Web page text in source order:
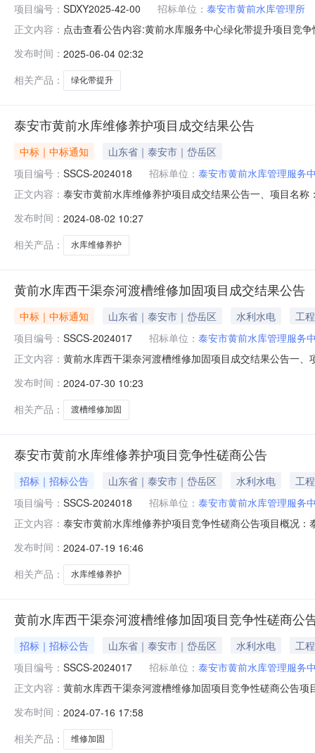
项目编号： SDXY2025-42-00 招标单位： 泰安市黄前水库管理所
正文内容： 点击查看公告内容:黄前水库服务中心绿化带提升项目竞
项目已具备招标条件，现招标方式为其它方式。二、项
发布时间： 2025-06-04 02:32
相关产品：
绿化带提升
泰安市黄前水库维修养护项目成交结果公告
中标｜中标通知
山东省｜泰安市｜岱岳区
项目编号： SSCS-2024018 招标单位： 泰安市黄前水库管理服务
正文内容： 泰安市黄前水库维修养护项目成交结果公告一、项目名
镇驻地48.16万元七、采购小组成员名单：焦梅、张文球
95.6748.16第一
发布时间： 2024-08-02 10:27
相关产品：
水库维修养护
黄前水库西干渠奈河渡槽维修加固项目成交结果公告
中标｜中标通知 山东省｜泰安市｜岱岳区 水利水电
工程
项目编号： SSCS-2024017 招标单位： 泰安市黄前水库管理服务
正文内容： 黄前水库西干渠奈河渡槽维修加固项目成交结果公告一
有限公司泰安肥城市边家院镇驻地26.18万元七、采购小
宇兴建设有限公
发布时间： 2024-07-30 10:23
相关产品：
渡槽维修加固
泰安市黄前水库维修养护项目竞争性磋商公告
招标｜招标公告 山东省｜泰安市｜岱岳区 水利水电
工程
项目编号： SSCS-2024018 招标单位： 泰安市黄前水库管理服务
正文内容： 泰安市黄前水库维修养护项目竞争性磋商公告项目概况
竞争性磋商采购方式）预算金额：48.9万元。项目内容
工程量清单。工期：90
发布时间： 2024-07-19 16:46
相关产品：
水库维修养护
黄前水库西干渠奈河渡槽维修加固项目竞争性磋商公
招标｜招标公告 山东省｜泰安市｜岱岳区 水利水电
工程
项目编号： SSCS-2024017 招标单位： 泰安市黄前水库管理服务
正文内容： 黄前水库西干渠奈河渡槽维修加固项目竞争性磋商公告
目采购方式：自行采购（比照竞争性磋商采购方式）预
等内容。具体内容详
发布时间： 2024-07-16 17:58
相关产品：
维修加固